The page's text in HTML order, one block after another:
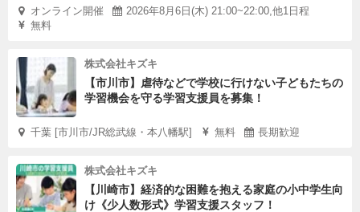
オンライン開催
2026年8月6日(木) 21:00~22:00,他1日程
無料
株式会社キズキ
【市川市】虐待などで学校に行けない子どもたちの
学習機会を守る学習支援員を募集！
千葉 [市川市/JR総武線・本八幡駅] 無料 長期歓迎
株式会社キズキ
【川崎市】経済的な困難を抱える家庭の小中学生向
け《少人数形式》学習支援スタッフ！